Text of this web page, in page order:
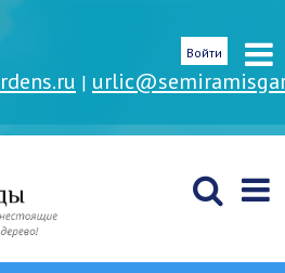
|
Войти